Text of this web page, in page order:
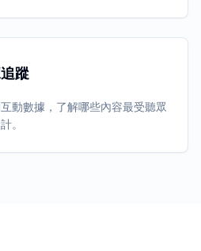
蹤
動數據，了解哪些內容最受聽眾
。